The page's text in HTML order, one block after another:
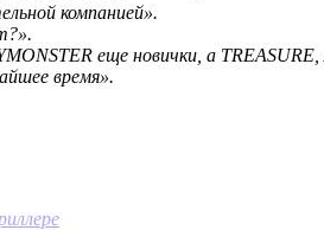
компанией».
еще новички, а
время».